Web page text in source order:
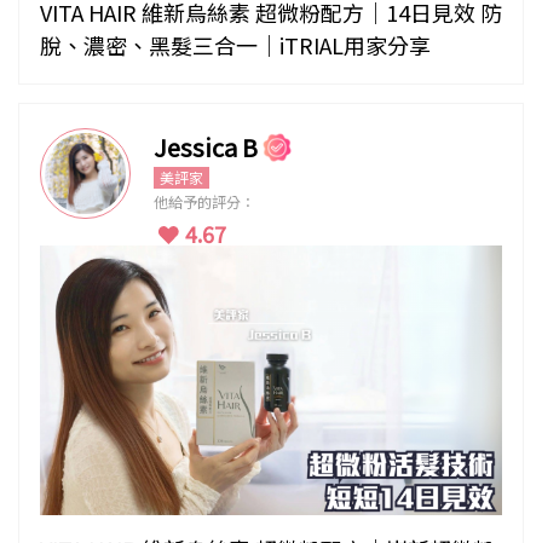
VITA HAIR 維新烏絲素 超微粉配方｜14日見效 防
脫、濃密、黑髮三合一｜iTRIAL用家分享
Jessica B
美評家
他給予的評分：
4.67